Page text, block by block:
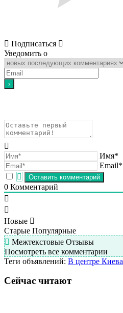
Подписаться
Уведомить о
Имя*
Email*
0 Комментарий
Новые
Старые Популярные
Межтекстовые Отзывы
Посмотреть все комментарии
Теги объявлений: В центре Киева
Сейчас читают